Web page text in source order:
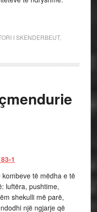
I SKENDERBEUT,
të mëdha e të
luftëra, pushtime,
shekulli më parë,
një ngjarje që